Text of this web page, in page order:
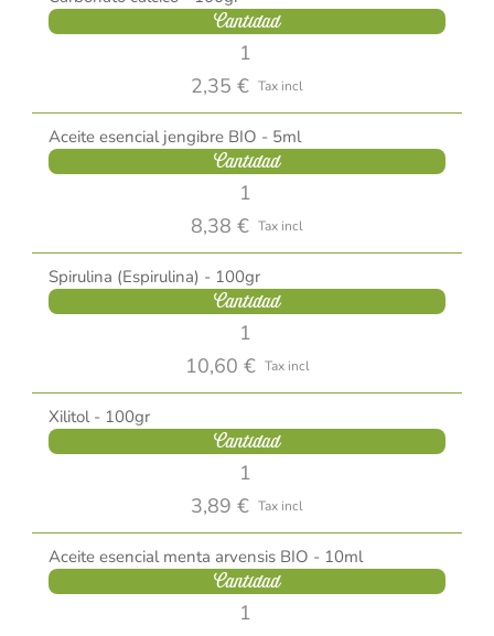
Cantidad
2,35 € Tax incl
Aceite esencial jengibre BIO - 5ml
Cantidad
8,38 € Tax incl
Spirulina (Espirulina) - 100gr
Cantidad
10,60 € Tax incl
Xilitol - 100gr
Cantidad
3,89 € Tax incl
Aceite esencial menta arvensis BIO - 10ml
Cantidad